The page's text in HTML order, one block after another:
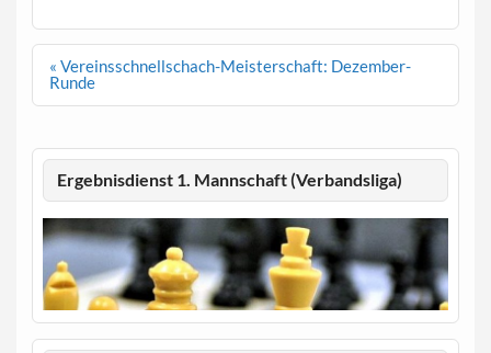
Beitragsnavigation
« Vereinsschnellschach-Meisterschaft: Dezember-
Runde
Ergebnisdienst 1. Mannschaft (Verbandsliga)